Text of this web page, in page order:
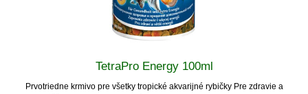
TetraPro Energy 100ml
Prvotriedne krmivo pre všetky tropické akvarijné rybičky Pre zdravie a